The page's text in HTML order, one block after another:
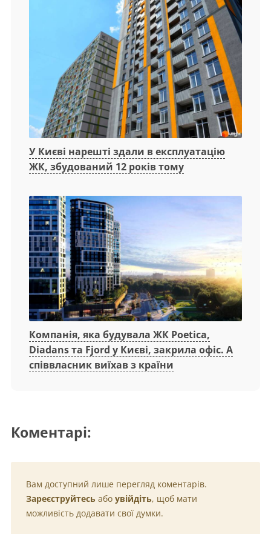
У Києві нарешті здали в експлуатацію
ЖК, збудований 12 років тому
Компанія, яка будувала ЖК Poetica,
Diadans та Fjord у Києві, закрила офіс. А
співвласник виїхав з країни
Коментарі:
Вам доступний лише перегляд коментарів.
Зареєструйтесь або увійдіть, щоб мати
можливість додавати свої думки.